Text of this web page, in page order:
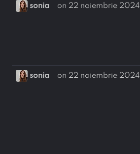
sonia on 22 noiembrie 2024
sonia on 22 noiembrie 2024